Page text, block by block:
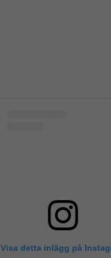
Visa detta inlägg på